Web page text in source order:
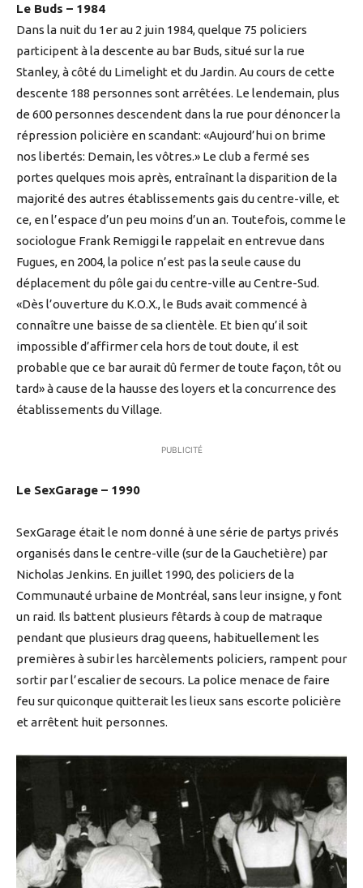
Le Buds – 1984
Dans la nuit du 1er au 2 juin 1984, quelque 75 policiers
participent à la descente au bar Buds, situé sur la rue
Stanley, à côté du Limelight et du Jardin. Au cours de cette
descente 188 personnes sont arrêtées. Le lendemain, plus
de 600 personnes descendent dans la rue pour dénoncer la
répression policière en scandant: «Aujourd’hui on brime
nos libertés: Demain, les vôtres.» Le club a fermé ses
portes quelques mois après, entraînant la disparition de la
majorité des autres établissements gais du centre-ville, et
ce, en l’espace d’un peu moins d’un an. Toutefois, comme le
sociologue Frank Remiggi le rappelait en entrevue dans
Fugues, en 2004, la police n’est pas la seule cause du
déplacement du pôle gai du centre-ville au Centre-Sud.
«Dès l’ouverture du K.O.X., le Buds avait commencé à
connaître une baisse de sa clientèle. Et bien qu’il soit
impossible d’affirmer cela hors de tout doute, il est
probable que ce bar aurait dû fermer de toute façon, tôt ou
tard» à cause de la hausse des loyers et la concurrence des
établissements du Village.
PUBLICITÉ
Le SexGarage – 1990
SexGarage était le nom donné à une série de partys privés
organisés dans le centre-ville (sur de la Gauchetière) par
Nicholas Jenkins. En juillet 1990, des policiers de la
Communauté urbaine de Montréal, sans leur insigne, y font
un raid. Ils battent plusieurs fêtards à coup de matraque
pendant que plusieurs drag queens, habituellement les
premières à subir les harcèlements policiers, rampent pour
sortir par l’escalier de secours. La police menace de faire
feu sur quiconque quitterait les lieux sans escorte policière
et arrêtent huit personnes.